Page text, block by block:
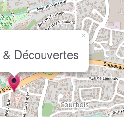
Découvertes
×